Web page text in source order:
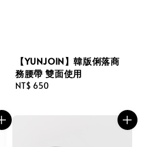
【YUNJOIN】韓版俐落商
務腰帶 雙面使用
Regular
NT$ 650